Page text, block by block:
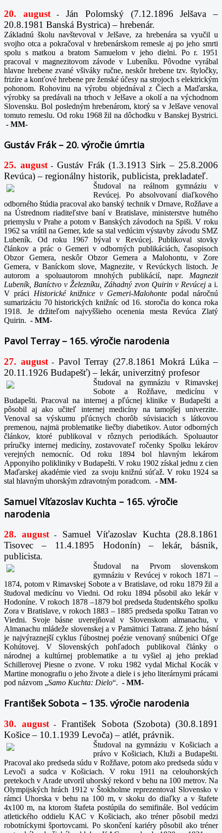
20. august-
Ján Polomský (7.12.1896 Jelšava –
20.8.1981 Banská Bystrica) – hrebenár.
Základnú školu navštevoval v Jelšave, za hrebenára sa vyučil u
svojho otca a pokračoval v hrebenárskom remesle aj po jeho smrti
spolu s matkou a bratom Samuelom v jeho dielni. Po r. 1951
pracoval v magnezitovom závode v Lubeníku. Pôvodne vyrábal
hlavne hrebene zvané všiváky ručne, neskôr hrebene tzv. štyločky,
frizíre a konťové hrebene pre ženské účesy na strojoch s elektrickým
pohonom. Rohovinu na výrobu objednával z Čiech a Maďarska,
výrobky sa predávali na trhoch v Jelšave a okolí a na východnom
Slovensku. Bol posledným hrebenárom, ktorý sa v Jelšave venoval
tomuto remeslu. Od roku 1968 žil na dôchodku v Banskej Bystrici.
- MM-
Gustáv Frák – 20. výročie úmrtia
25. august- Gustáv Frák (1.3.1913 Sirk – 25.8.2006
Revúca) – regionálny historik, publicista, prekladateľ.
Študoval na reálnom gymnáziu v
Revúcej. Po absolvovaní diaľkového
odborného štúdia pracoval ako banský technik v Drnave, Rožňave a
na Ústrednom riaditeľstve baní v Bratislave, ministerstve hutného
priemyslu v Prahe a potom v Banských závodoch na Spiši. V roku
1962 sa vrátil na Gemer, kde sa stal vedúcim výstavby závodu SMZ
Lubeník. Od roku 1967 býval v Revúcej. Publikoval stovky
článkov a prác o Gemeri v odborných publikáciách, časopisoch
Obzor Gemera, neskôr Obzor Gemera a Malohontu, v Zore
Gemera, v Baníckom slove, Magnezite, v Revúckych listoch. Je
autorom a spoluautorom mnohých publikácií, napr. Magnezit
Lubeník, Baníctvo v Železníku, Záhadný zvon Quirin v Revúcej a i.
V práci Historické knižnice v Gemeri-Malohonte podal náročnú
sumarizáciu 70 historických knižníc od 16. storočia do konca roka
1918. Je držiteľom najvyššieho ocenenia mesta Revúca Zlatý
Quirin. - MM-
Pavol Terray – 165. výročie narodenia
27. august- Pavol Terray (27.8.1861 Mokrá Lúka –
20.11.1926 Budapešť) – lekár, univerzitný profesor
Študoval na gymnáziu v Rimavskej
Sobote a Rožňave, medicínu v
Budapešti. Pracoval na internej a pľúcnej klinike v Budapešti a
pôsobil aj ako učiteľ internej medicíny na tamojšej univerzite.
Venoval sa výskumu pľúcnych chorôb súvisiacich s látkovou
premenou, najmä problematike liečby diabetikov. Autor odborných
článkov, ktoré publikoval v rôznych periodikách. Spoluautor
príručky internej medicíny, zostavovateľ ročenky Spolku lekárov
verejných nemocníc. Od roku 1894 bol hlavným lekárom
Apponyiho polikliniky v Budapešti. V roku 1902 získal jednu z cien
Maďarskej akadémie vied za svoju knižnú súťaž. V roku 1924 sa
stal hlavným uhorským zdravotným poradcom. - MM-
Samuel Víťazoslav Kuchta – 165. výročie
narodenia
28. august -
Samuel Víťazoslav Kuchta (28.8.1861
Tisovec – 11.4.1895 Hodonín) – lekár, básnik,
publicista.
Študoval na Prvom slovenskom
gymnáziu v Revúcej v rokoch 1871 –
1874, potom v Rimavskej Sobote a v Bratislave, od roku 1879 žil a
študoval medicínu vo Viedni. Od roku 1894 pôsobil ako lekár v
Hodoníne. V rokoch 1878 –1879 bol predseda študentského spolku
Zora v Bratislave, v rokoch 1883 – 1885 predseda spolku Tatran vo
Viedni. Svoje básne uverejňoval v Slovenskom almanachu, v
Almanachu mládeže slovenskej a v Pamätnici Tatrana. Z jeho básní
je najvýraznejší cyklus ľúbostnej poézie venovaný snúbenici Oľge
Kohútovej. V Slovenských pohľadoch publikoval články o
národnej a kultúrnej problematike a tu vyšiel aj jeho preklad
Schillerovej Piesne o zvone. V roku 1982 vydal Michal Kocák v
Martine monografiu o jeho živote a diele i s jeho literárnymi prácami
pod názvom „Samo Kuchta: Dielo“. - MM-
František Sobota – 135. výročie narodenia
30. august-
František Sobota (Szobota) (30.8.1891
Košice – 10.1.1939 Levoča) – atlét, právnik.
Študoval na gymnáziu v Košiciach a
právo v Košiciach, Kluži a Budapešti.
Pracoval ako predseda súdu v Rožňave, potom ako predseda súdu v
Levoči a sudca v Košiciach. V roku 1911 na celouhorských
pretekoch v Arade utvoril uhorský rekord v behu na 100 metrov. Na
Olympijských hrách 1912 v Štokholme reprezentoval Slovensko v
rámci Uhorska v behu na 100 m, v skoku do diaľky a v štafete
4x100 m, na ktorom štafeta postúpila do semifinále. Bol vedúcim
atletického oddielu KAC v Košiciach, ako tréner pôsobil medzi
robotníckymi športovcami. Po skončení kariéry pôsobil ako tréner